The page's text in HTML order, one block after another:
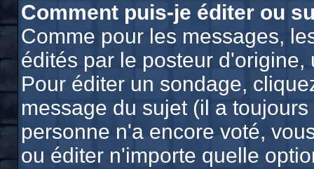
Comment puis-je éditer ou
Comme pour les messages,
édités par le posteur
Pour éditer un sondage,
message du sujet (il a
personne n'a encore voté,
ou éditer n'importe quelle